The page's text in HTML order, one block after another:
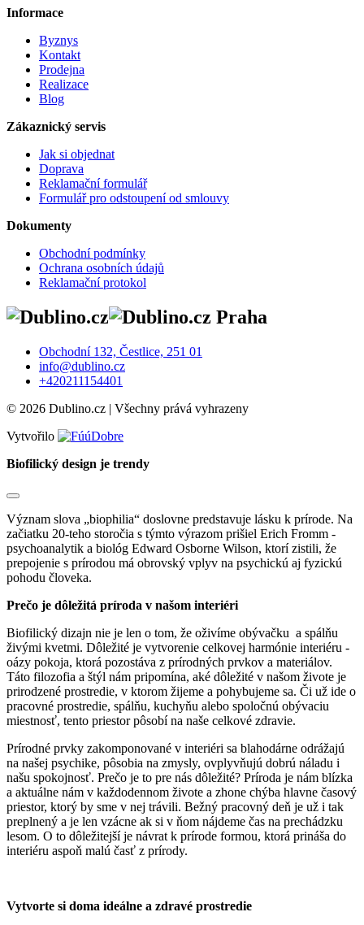
Informace
Byznys
Kontakt
Prodejna
Realizace
Blog
Zákaznický servis
Jak si objednat
Doprava
Reklamační formulář
Formulář pro odstoupení od smlouvy
Dokumenty
Obchodní podmínky
Ochrana osobních údajů
Reklamační protokol
Praha
Obchodní 132, Čestlice, 251 01
info@dublino.cz
+420211154401
© 2026 Dublino.cz | Všechny prává vyhrazeny
Vytvořilo
Biofilický design je trendy
Význam slova „biophilia“ doslovne predstavuje lásku k prírode. Na
začiatku 20-teho storočia s týmto výrazom prišiel Erich Fromm -
psychoanalytik a biológ Edward Osborne Wilson, ktorí zistili, že
prepojenie s prírodou má obrovský vplyv na psychickú aj fyzickú
pohodu človeka.
Prečo je dôležitá príroda v našom interiéri
Biofilický dizajn nie je len o tom, že oživíme obývačku a spálňu
živými kvetmi. Dôležité je vytvorenie celkovej harmónie interiéru -
oázy pokoja, ktorá pozostáva z prírodných prvkov a materiálov.
Táto filozofia a štýl nám pripomína, aké dôležité v našom živote je
prirodzené prostredie, v ktorom žijeme a pohybujeme sa. Či už ide o
pracovné prostredie, spálňu, kuchyňu alebo spoločnú obývaciu
miestnosť, tento priestor pôsobí na naše celkové zdravie.
Prírodné prvky zakomponované v interiéri sa blahodárne odrážajú
na našej psychike, pôsobia na zmysly, ovplyvňujú dobrú náladu i
našu spokojnosť. Prečo je to pre nás dôležité? Príroda je nám blízka
a aktuálne nám v každodennom živote a zhone chýba hlavne časový
priestor, ktorý by sme v nej trávili. Bežný pracovný deň je už i tak
preplnený a je len vzácne ak si v ňom nájdeme čas na prechádzku
lesom. O to dôležitejší je návrat k prírode formou, ktorá prináša do
interiéru aspoň malú časť z prírody.
Vytvorte si doma ideálne a zdravé prostredie